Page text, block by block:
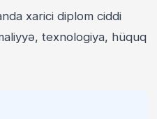
xarici diplom ciddi
texnologiya, hüquq